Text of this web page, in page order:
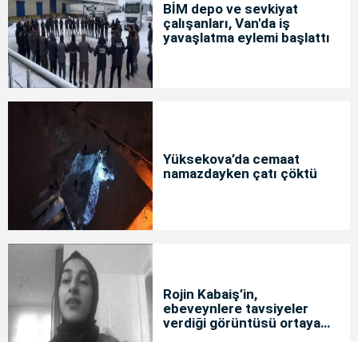
BİM depo ve sevkiyat
çalışanları, Van'da iş
yavaşlatma eylemi başlattı
Yüksekova’da cemaat
namazdayken çatı çöktü
Rojin Kabaiş’in,
ebeveynlere tavsiyeler
verdiği görüntüsü ortaya